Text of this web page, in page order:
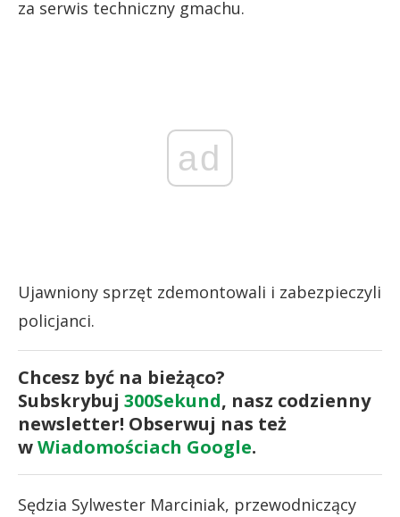
za serwis techniczny gmachu.
ad
Ujawniony sprzęt zdemontowali i zabezpieczyli
policjanci.
Chcesz być na bieżąco?
Subskrybuj 300Sekund, nasz codzienny
newsletter! Obserwuj nas też
wWiadomościach Google.
Sędzia Sylwester Marciniak, przewodniczący